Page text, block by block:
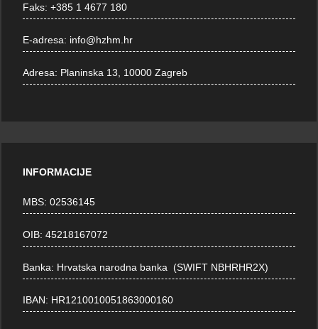
Faks:+385 1 4677 180
E-adresa: info@hzhm.hr
Adresa: Planinska 13, 10000 Zagreb
INFORMACIJE
MBS: 02536145
OIB: 45218167072
Banka: Hrvatska narodna banka (SWIFT NBHRHR2X)
IBAN: HR1210010051863000160